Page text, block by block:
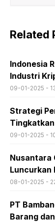
Related
Indonesia
Industri
09-01-2025 -
Strategi
09-01-2025 -
Nusantara
Luncurkan
08-01-2025 -
PT
Barang